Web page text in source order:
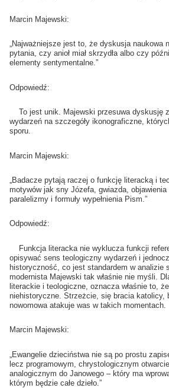
Marcin Majewski:
„Najważniejsze jest to, że dyskusja naukowa
pytania, czy anioł miał skrzydła albo czy
elementy sentymentalne.”
Odpowiedź:
To jest unik. Majewski przesuwa dyskusję
wydarzeń na szczegóły ikonograficzne,
sporu.
Marcin Majewski:
„Badacze pytają raczej o funkcję literacką i
motywów jak sny Józefa, gwiazda,
paralelizmy i formuły wypełnienia Pism.”
Odpowiedź:
Funkcja literacka nie wyklucza funkcji
opisywać sens teologiczny wydarzeń i
historyczność, co jest standardem w analizie
modernista Majewski tak właśnie nie myśli.
literackie i teologiczne, oznacza właśnie to,
niehistoryczne. Strzeżcie, się bracia katolicy,
nowomowa atakuje was w takich momentach.
Marcin Majewski:
„Ewangelie dzieciństwa nie są po prostu
lecz programowym, chrystologicznym
analogicznym do Janowego – który ma
którym będzie całe dzieło.”